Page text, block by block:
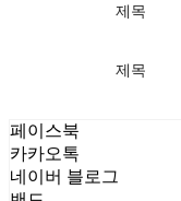
제목
제목
페이스북
카카오톡
네이버 블로그